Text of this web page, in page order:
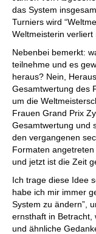
das System
Turniers wird
Weltmeisterin verliert
Nebenbei bemerkt:
teilnehme und es
heraus? Nein,
Gesamtwertung des
um die
Frauen Grand Prix
Gesamtwertung und
den vergangenen
Formaten
und jetzt ist die Zeit
Ich trage diese Idee
habe ich mir immer
System zu ändern”,
ernsthaft in Betracht,
und ähnliche